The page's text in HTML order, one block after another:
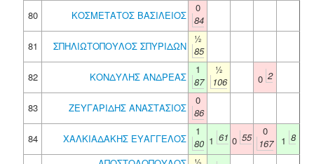
80
ΚΟΣΜΕΤΑΤΟΣ ΒΑΣΙΛΕΙΟΣ
0
84
81
ΣΠΗΛΙΩΤΟΠΟΥΛΟΣ ΣΠΥΡΙΔΩΝ
½
85
82
ΚΟΝΔΥΛΗΣ ΑΝΔΡΕΑΣ
1
87
½
106
0 2
83 ΖΕΥΓΑΡΙΔΗΣ ΑΝΑΣΤΑΣΙΟΣ
0
86
84
ΧΑΛΚΙΑΔΑΚΗΣ ΕΥΑΓΓΕΛΟΣ
1
80 1 61 0 55
0
167
1 8